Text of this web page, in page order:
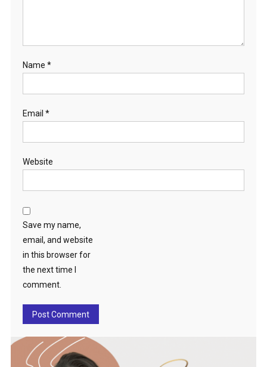
Name *
Email *
Website
Save my name,
email, and website
in this browser for
the next time I
comment.